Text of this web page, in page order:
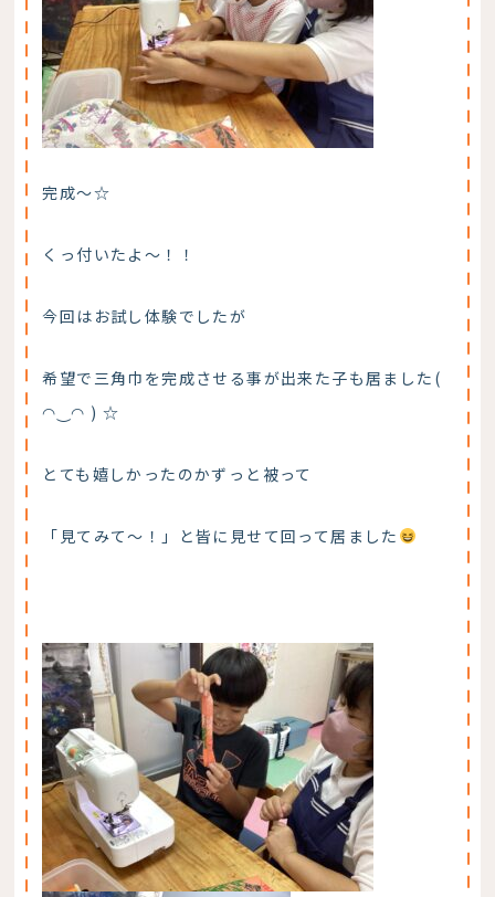
完成～☆
くっ付いたよ～！！
今回はお試し体験でしたが
希望で三角巾を完成させる事が出来た子も居ました(
◠‿◠ ) ☆
とても嬉しかったのかずっと被って
「見てみて～！」と皆に見せて回って居ました